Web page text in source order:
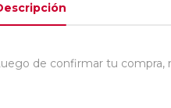
de confirmar tu compra,